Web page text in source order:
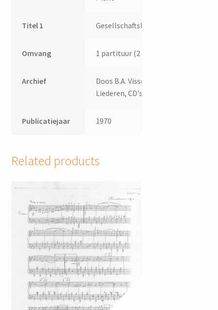
Titel 1 Gesellschaftslied
Omvang 1 partituur (2 p.)
Archief
Doos B.A. Visser:
Liederen, CD's.
Publicatiejaar 1970
Related products